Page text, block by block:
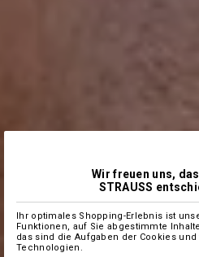
Wir freuen uns,
STRAUSS
Ihr optimales Shopping-Erlebnis ist
Funktionen, auf Sie abgestimmte
das sind die Aufgaben der Cookies
Technologien.